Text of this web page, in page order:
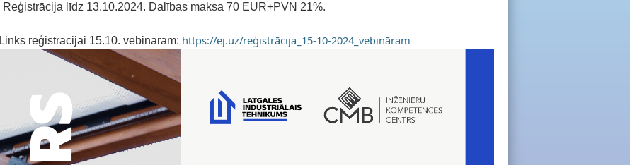
Reģistrācija līdz 13.10.2024. Dalības maksa 70 EUR+PVN 21%.
Links reģistrācijai 15.10. vebināram: https://ej.uz/reģistrācija_15-10-2024_vebināram